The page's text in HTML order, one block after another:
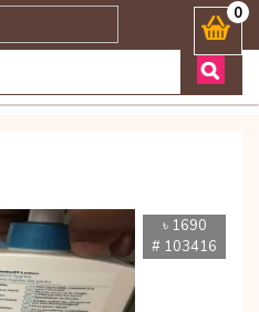
করুনঃ ( Whatsapp ) 0
৳ 1690
# 103416